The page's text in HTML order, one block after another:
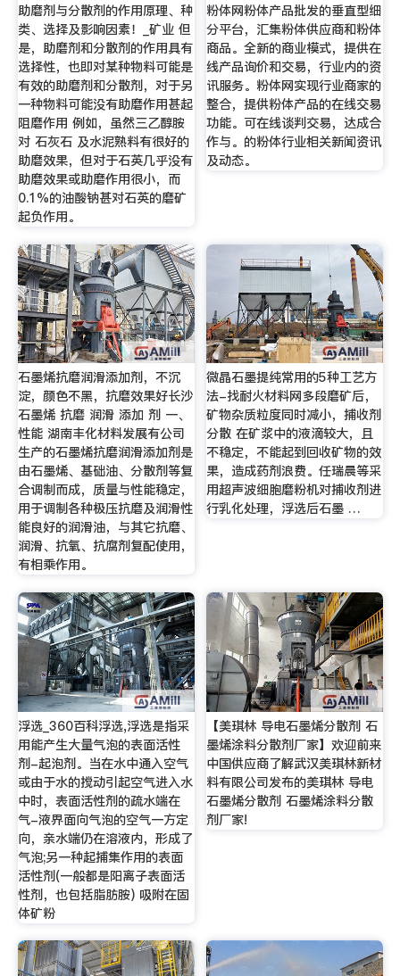
助磨剂与分散剂的作用原理、种
类、选择及影响因素！_矿业 但
是，助磨剂和分散剂的作用具有
选择性，也即对某种物料可能是
有效的助磨剂和分散剂，对于另
一种物料可能没有助磨作用甚起
阻磨作用 例如，虽然三乙醇胺
对 石灰石 及水泥熟料有很好的
助磨效果，但对于石英几乎没有
助磨效果或助磨作用很小，而
0.1%的油酸钠甚对石英的磨矿
起负作用。
粉体网粉体产品批发的垂直型细
分平台，汇集粉体供应商和粉体
商品。全新的商业模式，提供在
线产品询价和交易，行业内的资
讯服务。粉体网实现行业商家的
整合，提供粉体产品的在线交易
功能。可在线谈判交易，达成合
作与。的粉体行业相关新闻资讯
及动态。
石墨烯抗磨润滑添加剂，不沉
淀，颜色不黑，抗磨效果好长沙
石墨烯 抗磨 润滑 添加 剂 一、
性能 湖南丰化材料发展有公司
生产的石墨烯抗磨润滑添加剂是
由石墨烯、基础油、分散剂等复
合调制而成，质量与性能稳定，
用于调制各种极压抗磨及润滑性
能良好的润滑油，与其它抗磨、
润滑、抗氧、抗腐剂复配使用，
有相乘作用。
微晶石墨提纯常用的5种工艺方
法-找耐火材料网多段磨矿后，
矿物杂质粒度同时减小，捕收剂
分散 在矿浆中的液滴较大，且
不稳定，不能起到回收矿物的效
果，造成药剂浪费。任瑞晨等采
用超声波细胞磨粉机对捕收剂进
行乳化处理，浮选后石墨 …
浮选_360百科浮选,浮选是指采
用能产生大量气泡的表面活性
剂-起泡剂。当在水中通入空气
或由于水的搅动引起空气进入水
中时，表面活性剂的疏水端在
气-液界面向气泡的空气一方定
向，亲水端仍在溶液内，形成了
气泡;另一种起捕集作用的表面
活性剂(一般都是阳离子表面活
性剂，也包括脂肪胺) 吸附在固
体矿粉
【美琪林 导电石墨烯分散剂 石
墨烯涂料分散剂厂家】欢迎前来
中国供应商了解武汉美琪林新材
料有限公司发布的美琪林 导电
石墨烯分散剂 石墨烯涂料分散
剂厂家!